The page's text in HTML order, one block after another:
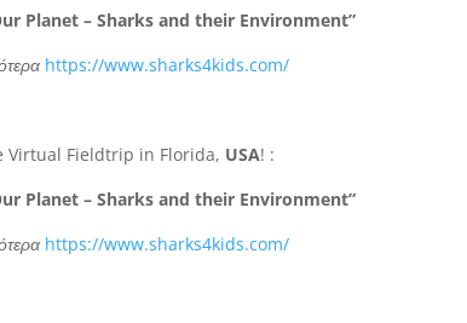
Planet – Sharks and their Environment”
https://www.sharks4kids.com/
Virtual Fieldtrip in Florida, USA! :
Planet – Sharks and their Environment”
https://www.sharks4kids.com/